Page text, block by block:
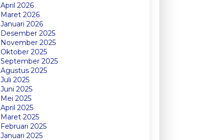
April 2026
Maret 2026
Januari 2026
Desember 2025
November 2025
Oktober 2025
September 2025
Agustus 2025
Juli 2025
Juni 2025
Mei 2025
April 2025
Maret 2025
Februari 2025
Januari 2025